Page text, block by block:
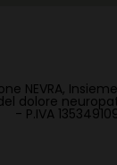
NEVRA,
dolore
- P.IVA